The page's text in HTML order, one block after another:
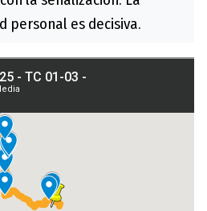
personal es decisiva.